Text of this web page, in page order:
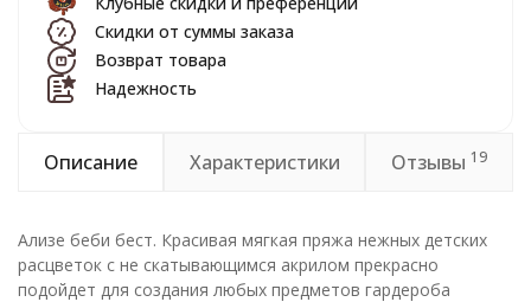
Скидки от суммы заказа
Возврат товара
Надежность
Описание Характеристики Отзывы 19
Ализе беби бест. Красивая мягкая пряжа нежных детских
расцветок с не скатывающимся акрилом прекрасно
подойдет для создания любых предметов гардероба